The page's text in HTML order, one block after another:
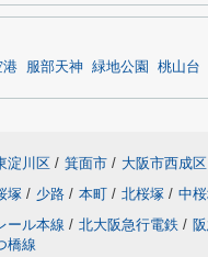
港 服部天神 緑地公園 桃山台
淀川区 / 箕面市 / 大阪市西成区
塚 / 少路 / 本町 / 北桜塚 / 中
ール本線 / 北大阪急行電鉄 /
橋線